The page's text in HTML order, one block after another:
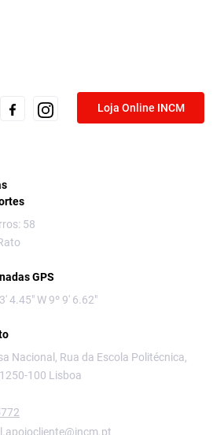
Loja Online INCM
58
GPS
4.45" W 9º 9' 6.62"
Nacional, Rua da Escola Politécnica,
100 Lisboa